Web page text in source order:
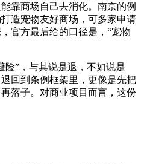
靠商场自己去消化。南京的例
造宠物友好商场，可多家申请
官方最后给的口径是，“宠物
险”，与其说是退，不如说是
回到条例框架里，更像是先把
落子。对商业项目而言，这份